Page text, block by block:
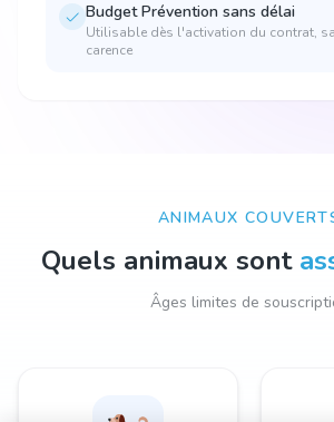
Budget Prévention sans délai
Utilisable dès l'activation du contrat,
carence
ANIMAUX
Quels animaux sont
Âges limites de